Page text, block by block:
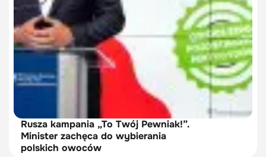
Rusza kampania „To Twój Pewniak!”.
Minister zachęca do wybierania
polskich owoców